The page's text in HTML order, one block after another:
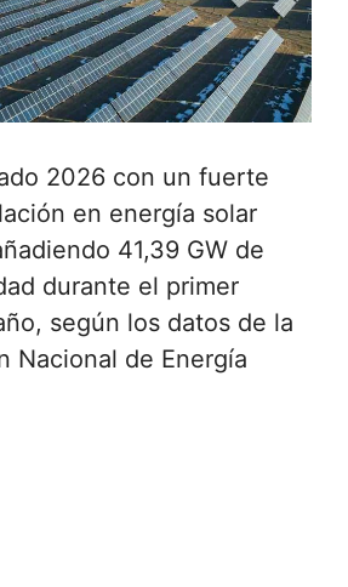
2026 con un fuerte
en energía solar
41,39 GW de
durante el primer
según los datos de la
Nacional de Energía